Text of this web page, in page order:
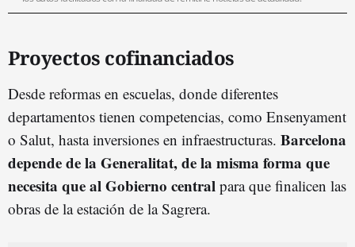
Proyectos cofinanciados
Desde reformas en escuelas, donde diferentes
departamentos tienen competencias, como Ensenyament
o Salut, hasta inversiones en infraestructuras. Barcelona
depende de la Generalitat, de la misma forma que
necesita que al Gobierno central para que finalicen las
obras de la estación de la Sagrera.